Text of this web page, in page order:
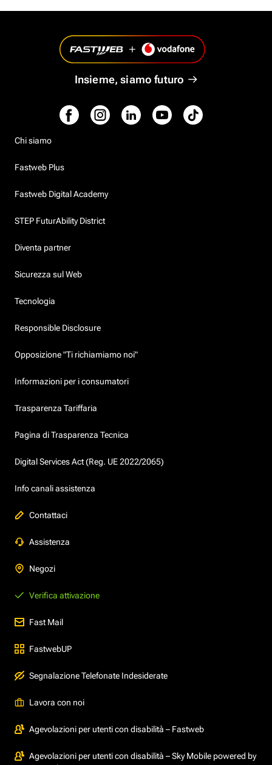
Insieme, siamo futuro
Chi siamo
Fastweb Plus
Fastweb Digital Academy
STEP FuturAbility District
Diventa partner
Sicurezza sul Web
Tecnologia
Responsible Disclosure
Opposizione "Ti richiamiamo noi"
Informazioni per i consumatori
Trasparenza Tariffaria
Pagina di Trasparenza Tecnica
Digital Services Act (Reg. UE 2022/2065)
Info canali assistenza
Contattaci
Assistenza
Negozi
Verifica attivazione
Fast Mail
FastwebUP
Segnalazione Telefonate Indesiderate
Lavora con noi
Agevolazioni per utenti con disabilità – Fastweb
Agevolazioni per utenti con disabilità – Sky Mobile powered by